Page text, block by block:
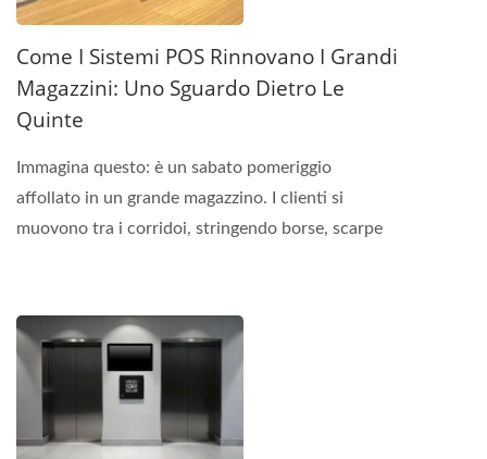
Come I Sistemi POS Rinnovano I Grandi
Magazzini: Uno Sguardo Dietro Le
Quinte
Immagina questo: è un sabato pomeriggio
affollato in un grande magazzino. I clienti si
muovono tra i corridoi, stringendo borse, scarpe